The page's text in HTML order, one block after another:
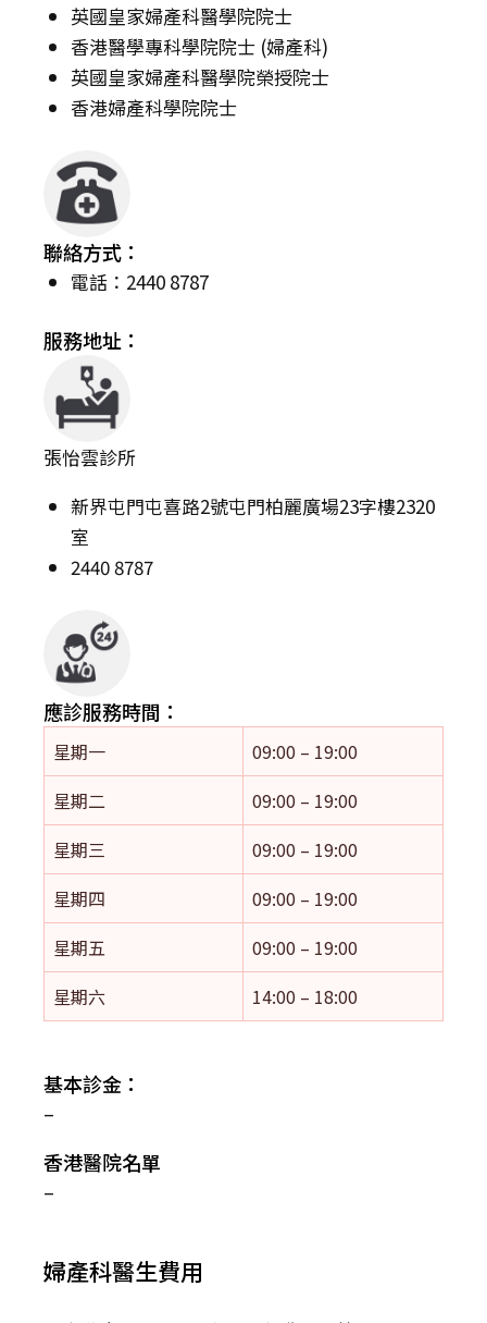
英國皇家婦產科醫學院院士
香港醫學專科學院院士 (婦產科)
英國皇家婦產科醫學院榮授院士
香港婦產科學院院士
聯絡方式：
電話：2440 8787
服務地址：
張怡雲診所
新界屯門屯喜路2號屯門柏麗廣場23字樓2320
室
2440 8787
應診服務時間：
星期一
09:00 – 19:00
星期二
09:00 – 19:00
星期三
09:00 – 19:00
星期四
09:00 – 19:00
星期五
09:00 – 19:00
星期六
14:00 – 18:00
基本診金：
–
香港醫院名單
–
婦產科醫生費用